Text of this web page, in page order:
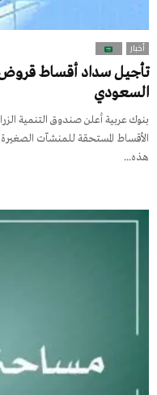
أخبار
تأجيل سداد أقساط قروض
السعودي
هذه...